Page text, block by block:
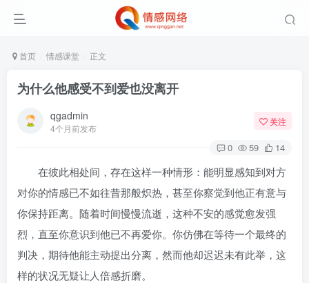
首页 情感课堂 正文
为什么他感受不到爱也没离开
qgadmin
4个月前发布
关注
0 59 14
在彼此相处间，存在这样一种情形：能明显感知到对方
对你的情感已不如往昔那般炽热，甚至你察觉到他正有意与
你保持距离。随着时间慢慢流逝，这种不安的感觉愈发强
烈，直至你意识到他已不再爱你。你仿佛在等待一个最终的
判决，期待他能主动提出分离，然而他却迟迟未有此举，这
样的状况无疑让人倍感折磨。